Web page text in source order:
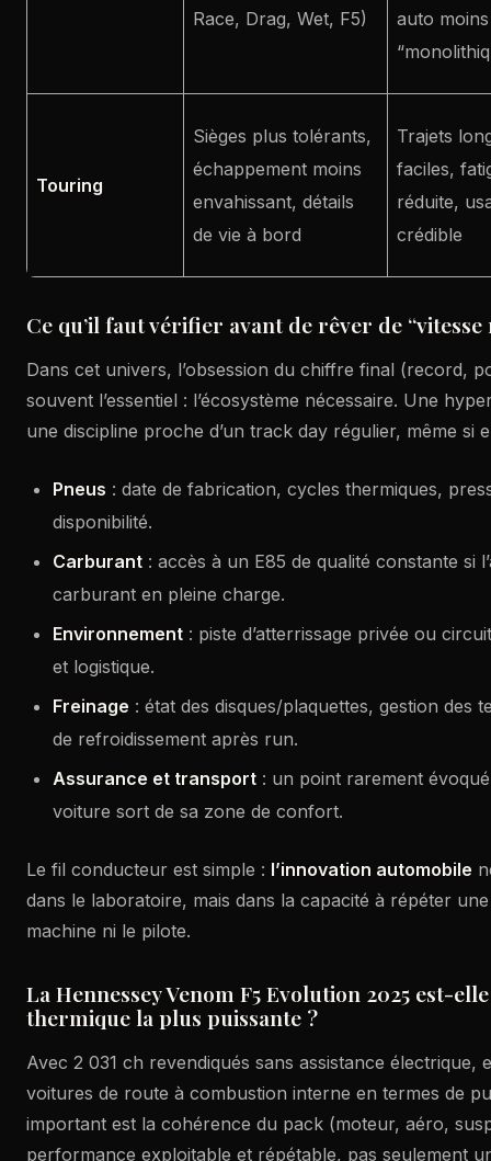
Race, Drag, Wet, F5)
auto moins
Touring
Sièges plus tolérants,
échappement moins
envahissant, détails
de vie à bord
Trajets
faciles,
réduite,
crédible
Ce qu’il faut vérifier avant de rêver de “vitesse
Dans cet univers, l’obsession du chiffre final (record,
souvent l’essentiel : l’écosystème nécessaire. Une
une discipline proche d’un track day régulier, même si
Pneus : date de fabrication, cycles thermiques,
disponibilité.
Carburant : accès à un E85 de qualité constante si
carburant en pleine charge.
Environnement : piste d’atterrissage privée ou
et logistique.
Freinage : état des disques/plaquettes, gestion des
de refroidissement après run.
Assurance et transport : un point rarement
voiture sort de sa zone de confort.
Le fil conducteur est simple : l’innovation automobile
dans le laboratoire, mais dans la capacité à répéter
machine ni le pilote.
La Hennessey Venom F5 Evolution 2025 est-
thermique la plus puissante ?
Avec 2 031 ch revendiqués sans assistance électrique,
voitures de route à combustion interne en termes de
important est la cohérence du pack (moteur, aéro,
performance exploitable et répétable, pas seulement